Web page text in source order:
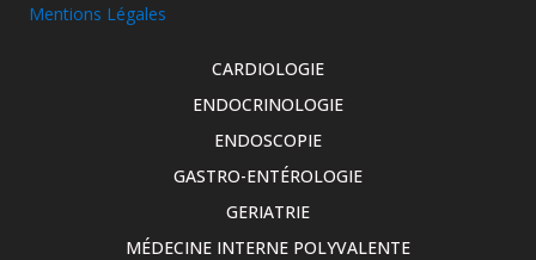
Mentions Légales
CARDIOLOGIE
ENDOCRINOLOGIE
ENDOSCOPIE
GASTRO-ENTÉROLOGIE
GERIATRIE
MÉDECINE INTERNE POLYVALENTE